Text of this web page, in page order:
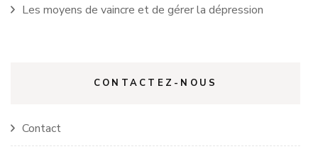
Les moyens de vaincre et de gérer la dépression
CONTACTEZ-NOUS
Contact